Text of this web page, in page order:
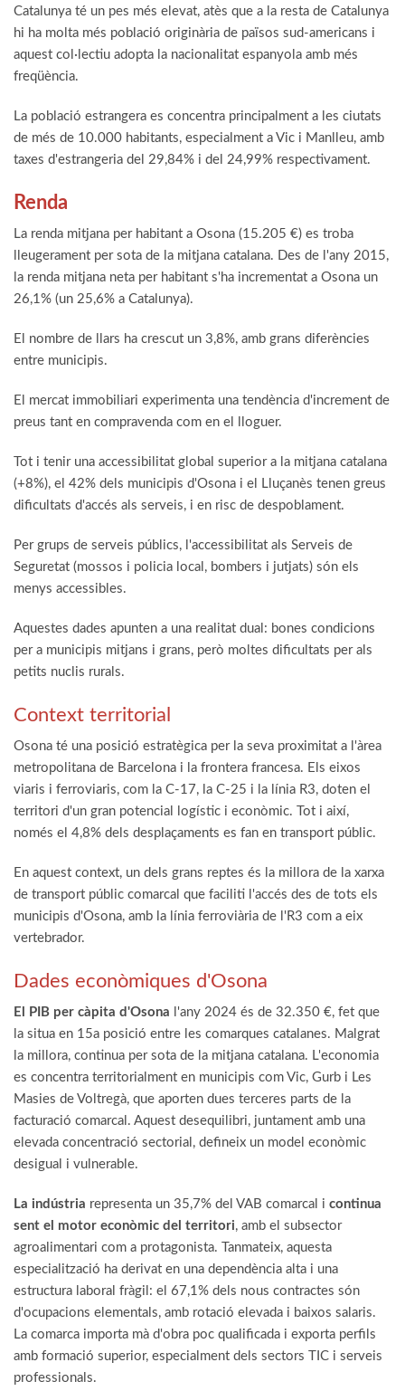
Catalunya té un pes més elevat, atès que a la resta de Catalunya
hi ha molta més població originària de països sud-americans i
aquest col·lectiu adopta la nacionalitat espanyola amb més
freqüència.
La població estrangera es concentra principalment a les ciutats
de més de 10.000 habitants, especialment a Vic i Manlleu, amb
taxes d'estrangeria del 29,84% i del 24,99% respectivament.
Renda
La renda mitjana per habitant a Osona (15.205 €) es troba
lleugerament per sota de la mitjana catalana. Des de l'any 2015,
la renda mitjana neta per habitant s'ha incrementat a Osona un
26,1% (un 25,6% a Catalunya).
El nombre de llars ha crescut un 3,8%, amb grans diferències
entre municipis.
El mercat immobiliari experimenta una tendència d'increment de
preus tant en compravenda com en el lloguer.
Tot i tenir una accessibilitat global superior a la mitjana catalana
(+8%), el 42% dels municipis d'Osona i el Lluçanès tenen greus
dificultats d'accés als serveis, i en risc de despoblament.
Per grups de serveis públics, l'accessibilitat als Serveis de
Seguretat (mossos i policia local, bombers i jutjats) són els
menys accessibles.
Aquestes dades apunten a una realitat dual: bones condicions
per a municipis mitjans i grans, però moltes dificultats per als
petits nuclis rurals.
Context territorial
Osona té una posició estratègica per la seva proximitat a l'àrea
metropolitana de Barcelona i la frontera francesa. Els eixos
viaris i ferroviaris, com la C-17, la C-25 i la línia R3, doten el
territori d'un gran potencial logístic i econòmic. Tot i així,
només el 4,8% dels desplaçaments es fan en transport públic.
En aquest context, un dels grans reptes és la millora de la xarxa
de transport públic comarcal que faciliti l'accés des de tots els
municipis d'Osona, amb la línia ferroviària de l'R3 com a eix
vertebrador.
Dades econòmiques d'Osona
El PIB per càpita d'Osona l'any 2024 és de 32.350 €, fet que
la situa en 15a posició entre les comarques catalanes. Malgrat
la millora, continua per sota de la mitjana catalana. L'economia
es concentra territorialment en municipis com Vic, Gurb i Les
Masies de Voltregà, que aporten dues terceres parts de la
facturació comarcal. Aquest desequilibri, juntament amb una
elevada concentració sectorial, defineix un model econòmic
desigual i vulnerable.
La indústria representa un 35,7% del VAB comarcal i continua
sent el motor econòmic del territori, amb el subsector
agroalimentari com a protagonista. Tanmateix, aquesta
especialització ha derivat en una dependència alta i una
estructura laboral fràgil: el 67,1% dels nous contractes són
d'ocupacions elementals, amb rotació elevada i baixos salaris.
La comarca importa mà d'obra poc qualificada i exporta perfils
amb formació superior, especialment dels sectors TIC i serveis
professionals.